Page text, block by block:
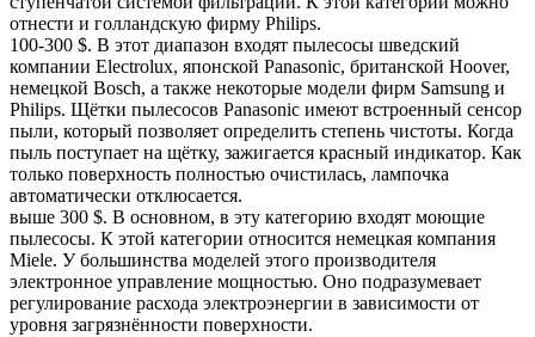
отнести и голландскую фирму Philips.
100-300 $. В этот диапазон входят пылесосы шведский
компании Electrolux, японской Panasonic, британской Hoover,
немецкой Bosch, а также некоторые модели фирм Samsung и
Philips. Щётки пылесосов Panasonic имеют встроенный сенсор
пыли, который позволяет определить степень чистоты. Когда
пыль поступает на щётку, зажигается красный индикатор. Как
только поверхность полностью очистилась, лампочка
автоматически отклюсается.
выше 300 $. В основном, в эту категорию входят моющие
пылесосы. К этой категории относится немецкая компания
Miele. У большинства моделей этого производителя
электронное управление мощностью. Оно подразумевает
регулирование расхода электроэнергии в зависимости от
уровня загрязнённости поверхности.